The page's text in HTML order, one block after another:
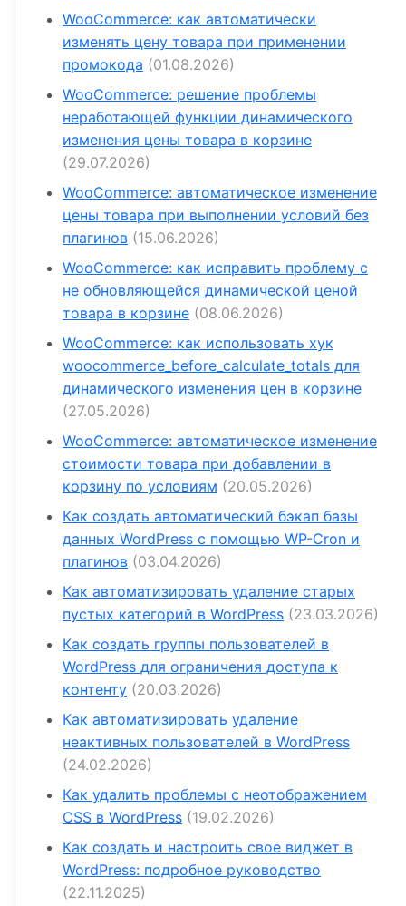
WooCommerce: как автоматически
изменять цену товара при применении
промокода (01.08.2026)
WooCommerce: решение проблемы
неработающей функции динамического
изменения цены товара в корзине
(29.07.2026)
WooCommerce: автоматическое изменение
цены товара при выполнении условий без
плагинов (15.06.2026)
WooCommerce: как исправить проблему с
не обновляющейся динамической ценой
товара в корзине (08.06.2026)
WooCommerce: как использовать хук
woocommerce_before_calculate_totals для
динамического изменения цен в корзине
(27.05.2026)
WooCommerce: автоматическое изменение
стоимости товара при добавлении в
корзину по условиям (20.05.2026)
Как создать автоматический бэкап базы
данных WordPress с помощью WP-Cron и
плагинов (03.04.2026)
Как автоматизировать удаление старых
пустых категорий в WordPress (23.03.2026)
Как создать группы пользователей в
WordPress для ограничения доступа к
контенту (20.03.2026)
Как автоматизировать удаление
неактивных пользователей в WordPress
(24.02.2026)
Как удалить проблемы с неотображением
CSS в WordPress (19.02.2026)
Как создать и настроить свое виджет в
WordPress: подробное руководство
(22.11.2025)